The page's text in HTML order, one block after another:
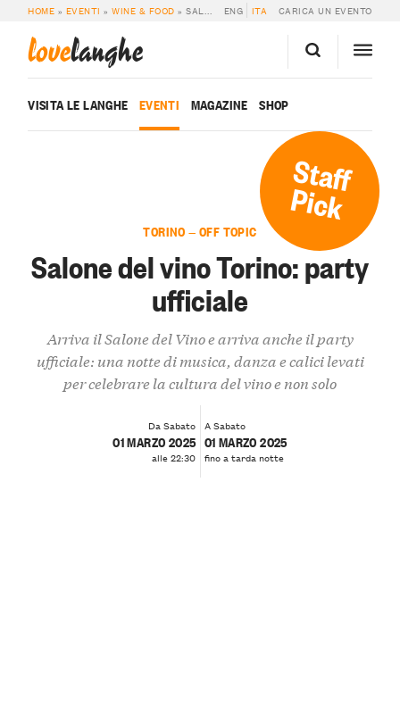
HOME » EVENTI »WINE & FOOD »SALONE DEL VINO TORINO: PARTY UFFICIALE ENG ITA CARICA UN EVENTO
lovelanghe
VISITA LE LANGHE EVENTI MAGAZINE SHOP
Staff
Pick
TORINO — OFF TOPIC
Salone del vino Torino: party
ufficiale
Arriva il Salone del Vino e arriva anche il party
ufficiale: una notte di musica, danza e calici levati
per celebrare la cultura del vino e non solo
Da Sabato
01 MARZO 2025
alle 22:30
A Sabato
01 MARZO 2025
fino a tarda notte